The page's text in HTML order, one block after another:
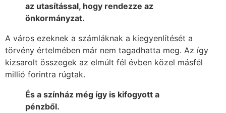
az utasítással, hogy rendezze az
önkormányzat.
A város ezeknek a számláknak a kiegyenlítését a
törvény értelmében már nem tagadhatta meg. Az így
kizsarolt összegek az elmúlt fél évben közel másfél
millió forintra rúgtak.
És a színház még így is kifogyott a
pénzből.